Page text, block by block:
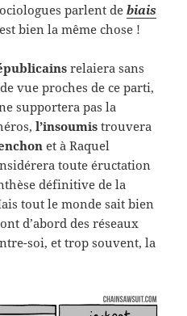
parlent debiais
bien la même chose !
relaiera sans
vue proches de ce parti,
supportera pas la
l’insoumis trouvera
et à Raquel
toute éructation
définitive de la
tout le monde sait bien
d’abord des réseaux
soi, et trop souvent, la